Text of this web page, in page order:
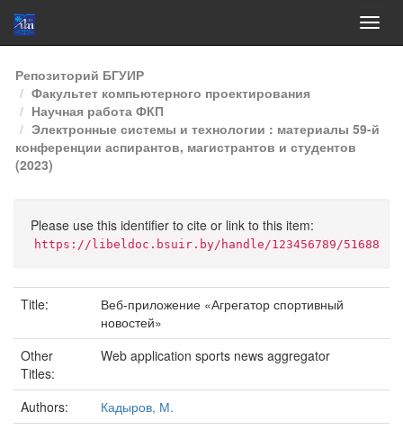
Skip
navigation
Репозиторий БГУИР
Факультет компьютерного проектирования
Научная работа ФКП
Электронные системы и технологии : материалы 59-й
конференции аспирантов, магистрантов и студентов
(2023)
Please use this identifier to cite or link to this item:
https://libeldoc.bsuir.by/handle/123456789/51688
Title:
Веб-приложение «Агрегатор спортивный
новостей»
Other
Titles:
Web application sports news aggregator
Authors:
Кадыров, М.